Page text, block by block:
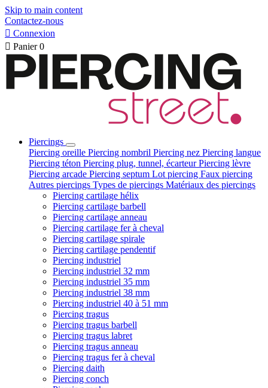
Skip to main content
Contactez-nous
 Connexion
 Panier 0
Piercings
Piercing oreille Piercing nombril Piercing nez Piercing langue
Piercing téton Piercing plug, tunnel, écarteurPiercing lèvre
Piercing arcade Piercing septum Lot piercing Faux piercing
Autres piercings Types de piercings Matériaux des piercings
Piercing cartilage hélix
Piercing cartilage barbell
Piercing cartilage anneau
Piercing cartilage fer à cheval
Piercing cartilage spirale
Piercing cartilage pendentif
Piercing industriel
Piercing industriel 32 mm
Piercing industriel 35 mm
Piercing industriel 38 mm
Piercing industriel 40 à 51 mm
Piercing tragus
Piercing tragus barbell
Piercing tragus labret
Piercing tragus anneau
Piercing tragus fer à cheval
Piercing daith
Piercing conch